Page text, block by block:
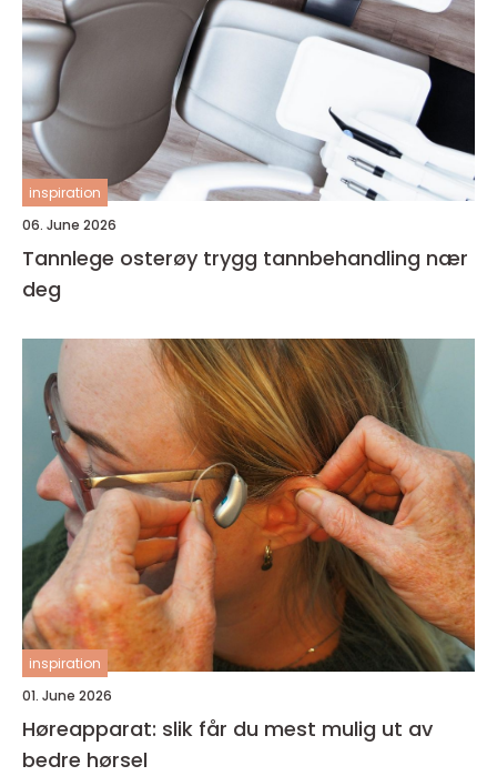
inspiration
06. June 2026
Tannlege osterøy trygg tannbehandling nær
deg
inspiration
01. June 2026
Høreapparat: slik får du mest mulig ut av
bedre hørsel